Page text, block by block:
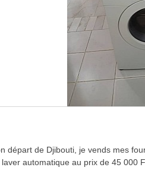
départ de Djibouti, je vends mes
automatique au prix de 45 000